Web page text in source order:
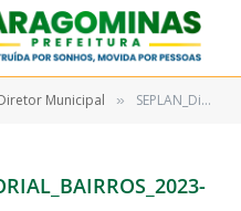
Municipal » SEPLAN_Divisao_Setorial_Bairros_2023-Rv1